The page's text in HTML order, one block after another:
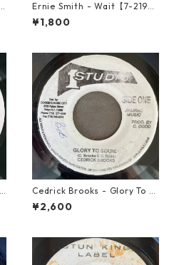
Ernie Smith - Wait【7-2196
0】
¥1,800
Cedrick Brooks - Glory To S
ounds【7-21786】
¥2,600